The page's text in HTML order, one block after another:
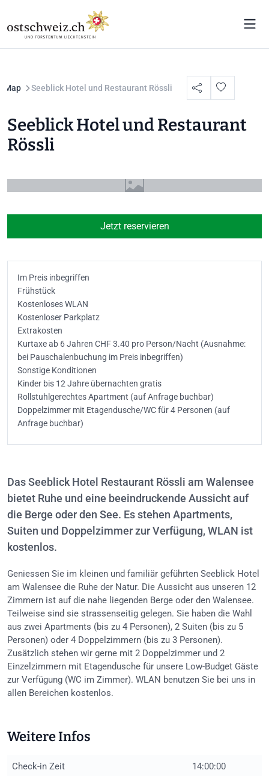
Map Seeblick Hotel und Restaurant Rössli
Seeblick Hotel und Restaurant
Rössli
Jetzt reservieren
Im Preis inbegriffen
Frühstück
Kostenloses WLAN
Kostenloser Parkplatz
Extrakosten
Kurtaxe ab 6 Jahren CHF 3.40 pro Person/Nacht (Ausnahme:
bei Pauschalenbuchung im Preis inbegriffen)
Sonstige Konditionen
Kinder bis 12 Jahre übernachten gratis
Rollstuhlgerechtes Apartment (auf Anfrage buchbar)
Doppelzimmer mit Etagendusche/WC für 4 Personen (auf
Anfrage buchbar)
Das Seeblick Hotel Restaurant Rössli am Walensee
bietet Ruhe und eine beeindruckende Aussicht auf
die Berge oder den See. Es stehen Apartments,
Suiten und Doppelzimmer zur Verfügung, WLAN ist
kostenlos.
Geniessen Sie im kleinen und familiär geführten Seeblick Hotel
am Walensee die Ruhe der Natur. Die Aussicht aus unseren 12
Zimmern ist auf die nahe liegenden Berge oder den Walensee.
Teilweise sind sie strassenseitig gelegen. Sie haben die Wahl
aus zwei Apartments (bis zu 4 Personen), 2 Suiten (bis zu 5
Personen) oder 4 Doppelzimmern (bis zu 3 Personen).
Zusätzlich stehen wir gerne mit 2 Doppelzimmer und 2
Einzelzimmern mit Etagendusche für unsere Low-Budget Gäste
zur Verfügung (WC im Zimmer). WLAN benutzen Sie bei uns in
allen Bereichen kostenlos.
Weitere Infos
Check-in Zeit 14:00:00